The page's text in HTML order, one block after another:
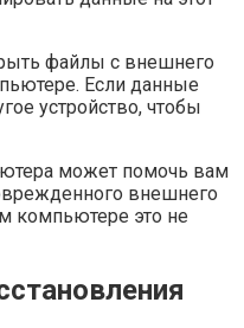
файлы с внешнего
Если данные
устройство, чтобы
может помочь вам
внешнего
компьютере это не